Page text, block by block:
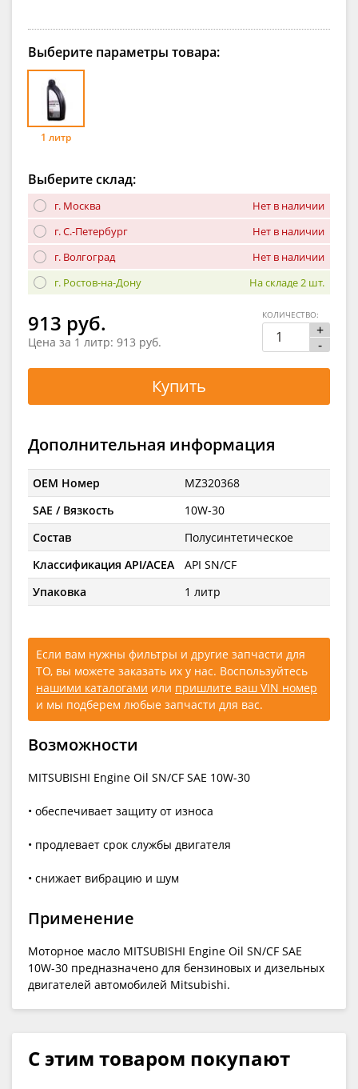
Выберите параметры товара:
1 литр
Выберите склад:
г. Москва
Нет в наличии
г. С.-Петербург
Нет в наличии
г. Волгоград
Нет в наличии
г. Ростов-на-Дону
На складе 2 шт.
913 руб.
Цена за 1 литр: 913 руб.
+
-
КОЛИЧЕСТВО:
Купить
Дополнительная информация
OEM Номер
MZ320368
SAE / Вязкость
10W-30
Состав
Полусинтетическое
Классификация API/ACEA
API SN/CF
Упаковка
1 литр
Если вам нужны фильтры и другие запчасти для
ТО, вы можете заказать их у нас. Воспользуйтесь
нашими каталогами или пришлите ваш VIN номер
и мы подберем любые запчасти для вас.
Возможности
MITSUBISHI Engine Oil SN/CF SAE 10W-30
• обеспечивает защиту от износа
• продлевает срок службы двигателя
• снижает вибрацию и шум
Применение
Моторное масло MITSUBISHI Engine Oil SN/CF SAE
10W-30 предназначено для бензиновых и дизельных
двигателей автомобилей Mitsubishi.
С этим товаром покупают